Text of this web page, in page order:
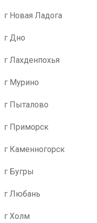
г Новая Ладога
г Дно
г Лахденпохья
г Мурино
г Пыталово
г Приморск
г Каменногорск
г Бугры
г Любань
г Холм